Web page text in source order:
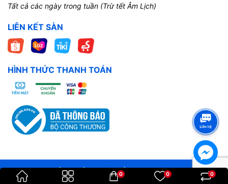
Tất cả các ngày trong tuần (Trừ tết Âm Lịch)
LIÊN KẾT SÀN
HÌNH THỨC THANH TOÁN
Bản quyền thuộc vềHoangkien.
0 0 0